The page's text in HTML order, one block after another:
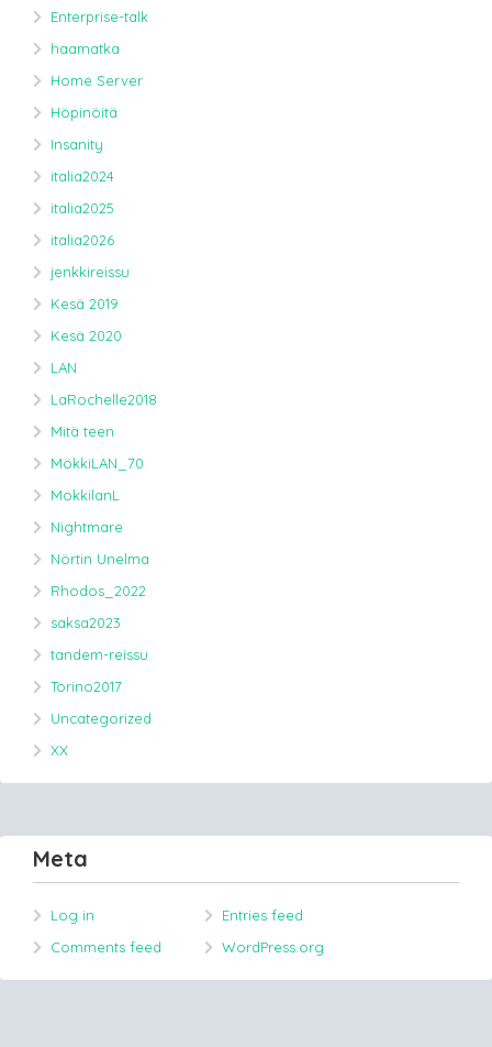
Enterprise-talk
haamatka
Home Server
Höpinöitä
Insanity
italia2024
italia2025
italia2026
jenkkireissu
Kesä 2019
Kesä 2020
LAN
LaRochelle2018
Mitä teen
MökkiLAN_70
MokkilanL
Nightmare
Nörtin Unelma
Rhodos_2022
saksa2023
tandem-reissu
Torino2017
Uncategorized
XX
Meta
Log in
Entries feed
Comments feed
WordPress.org